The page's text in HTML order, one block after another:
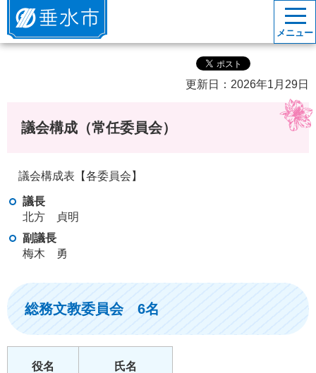
垂水市
メニュー
更新日：2026年1月29日
議会構成（常任委員会）
議会構成表【各委員会】
議長
北方 貞明
副議長
梅木 勇
総務文教委員会 6名
役名 氏名